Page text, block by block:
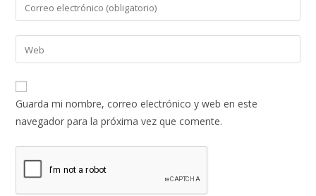
de
usuario
para
comentar
tu
dirección
de
electrónico
para
comentar
Introduce
la
URL
de
(opcional)
Guarda mi nombre, correo electrónico y web en este
navegador para la próxima vez que comente.